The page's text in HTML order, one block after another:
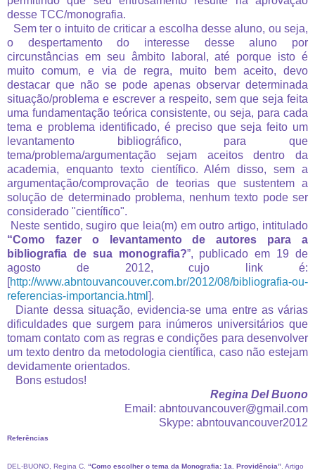
desse TCC/monografia.
Sem ter o intuito de criticar a escolha desse aluno, ou seja,
o despertamento do interesse desse aluno por
circunstâncias em seu âmbito laboral, até porque isto é
muito comum, e via de regra, muito bem aceito, devo
destacar que não se pode apenas observar determinada
situação/problema e escrever a respeito, sem que seja feita
uma fundamentação teórica consistente, ou seja, para cada
tema e problema identificado, é preciso que seja feito um
levantamento bibliográfico, para que
tema/problema/argumentação sejam aceitos dentro da
academia, enquanto texto científico. Além disso, sem a
argumentação/comprovação de teorias que sustentem a
solução de determinado problema, nenhum texto pode ser
considerado "científico".
Neste sentido, sugiro que leia(m) em outro artigo, intitulado
“Como fazer o levantamento de autores para a
bibliografia de sua monografia?”, publicado em 19 de
agosto de 2012, cujo link é:
[http://www.abntouvancouver.com.br/2012/08/bibliografia-ou-
referencias-importancia.html ].
Diante dessa situação, evidencia-se uma entre as várias
dificuldades que surgem para inúmeros universitários que
tomam contato com as regras e condições para desenvolver
um texto dentro da metodologia científica, caso não estejam
devidamente orientados.
Bons estudos!
Regina Del Buono
Email: abntouvancouver@gmail.com
Skype: abntouvancouver2012
Referências
DEL-BUONO, Regina C. “Como escolher o tema da Monografia: 1a. Providência” . Artigo